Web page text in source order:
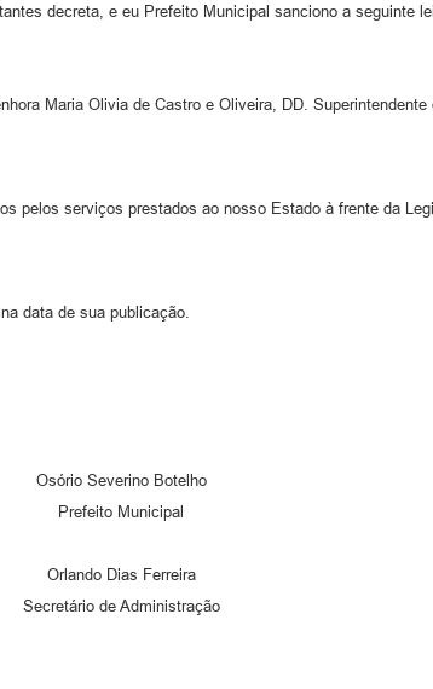
decreta, e eu Prefeito Municipal sanciono a seguinte
Maria Olivia de Castro e Oliveira, DD. Superintendente
pelos serviços prestados ao nosso Estado à frente da
data de sua publicação.
Osório Severino Botelho
Prefeito Municipal
Orlando Dias Ferreira
Secretário de Administração